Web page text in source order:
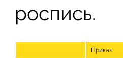
роспись.
Приказ